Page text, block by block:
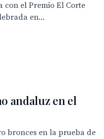
con el Premio El Corte
en...
andaluz en el
bronces en la prueba de